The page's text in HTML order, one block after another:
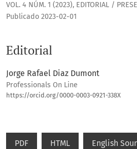
VOL. 4 NÚM. 1 (2023), EDITORIAL /
Editorial
Publicado 2023-02-01
Jorge Rafael Diaz Dumont
Professionals On Line
https://orcid.org/0000-0003-0921-338X
PDF HTML English